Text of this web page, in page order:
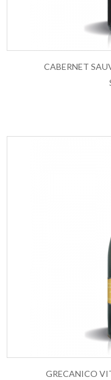
CABERNET
GRECANICO